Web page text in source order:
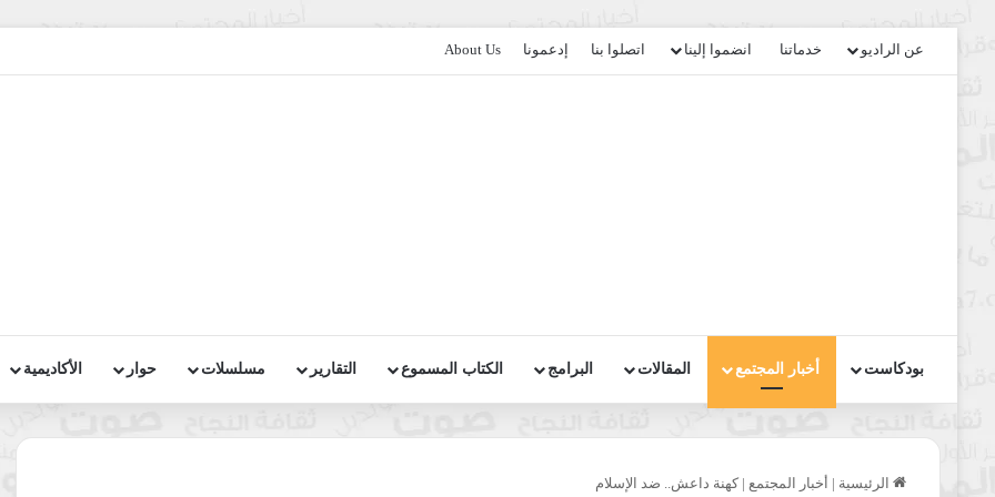
عن الراديو خدماتنا انضموا إلينا اتصلوا بنا إدعمونا About Us
بودكاست أخبار المجتمع المقالات البرامج الكتاب المسموع التقارير مسلسلات حوار الأكاديمية
الرئيسية | أخبار المجتمع | كهنة داعش.. ضد الإسلام